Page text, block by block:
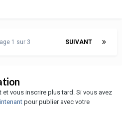
SUIVANT
1 sur 3
vous inscrire plus tard. Si vous avez
pour publier avec votre